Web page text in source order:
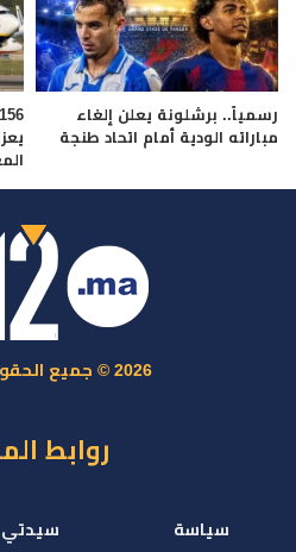
رسمياً.. برشلونة يعلن إلغاء
مباراته الودية أمام اتحاد طنجة
2026 © جميع الحقوق محفوظة
روابط
سياسة سيدتي